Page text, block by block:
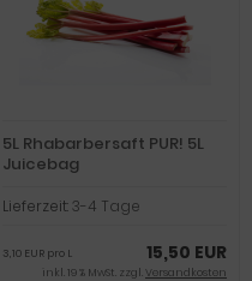
5L Rhabarbersaft PUR! 5L
Juicebag
Lieferzeit: 3-4 Tage
15,50 EUR
3,10 EUR pro L
inkl. 19 % MwSt. zzgl.Versandkosten